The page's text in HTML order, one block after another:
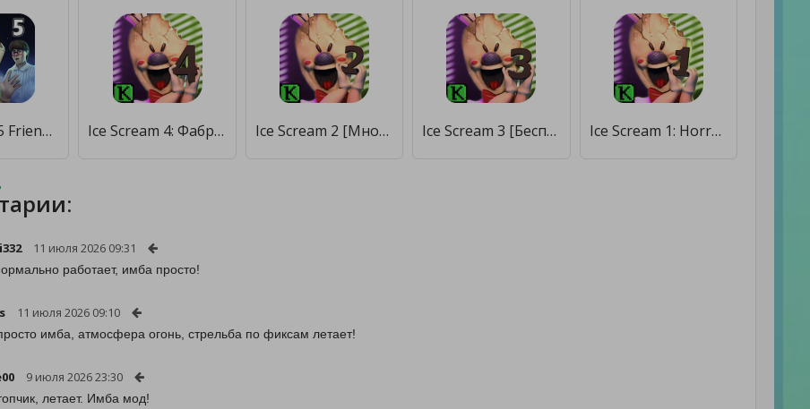
Ice Scream 5 Friends: История Майка [Много монет] Ice Scream 4: Фабрика Рода [Бесплатные покупки] Ice Scream 2 [Много монет] Ice Scream 3 [Бесплатные покупки] Ice Scream 1: Horror Neighborhood [Много монет]
11 июля 2026 09:31
работает, имба просто!
11 июля 2026 09:10
имба, атмосфера огонь, стрельба по фиксам летает!
9 июля 2026 23:30
летает. Имба мод!